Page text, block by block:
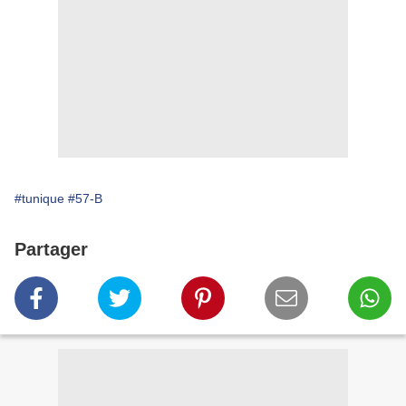
#tunique #57-B
Partager